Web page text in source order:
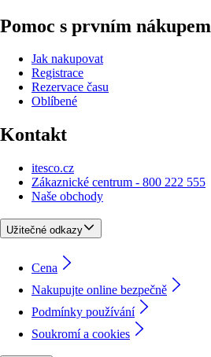
Pomoc s prvním nákupem
Jak nakupovat
Registrace
Rezervace času
Oblíbené
Kontakt
itesco.cz
Zákaznické centrum - 800 222 555
Naše obchody
Užitečné odkazy
Cena
Nakupujte online bezpečně
Podmínky používání
Soukromí a cookies